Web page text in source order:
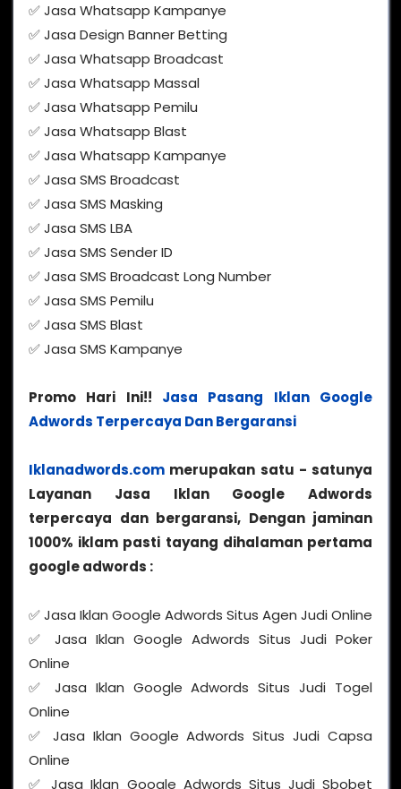
✅ Jasa Whatsapp Kampanye
✅ Jasa Design Banner Betting
✅ Jasa Whatsapp Broadcast
✅ Jasa Whatsapp Massal
✅ Jasa Whatsapp Pemilu
✅ Jasa Whatsapp Blast
✅ Jasa Whatsapp Kampanye
✅ Jasa SMS Broadcast
✅ Jasa SMS Masking
✅ Jasa SMS LBA
✅ Jasa SMS Sender ID
✅ Jasa SMS Broadcast Long Number
✅ Jasa SMS Pemilu
✅ Jasa SMS Blast
✅ Jasa SMS Kampanye
Promo Hari Ini!! Jasa Pasang Iklan Google
Adwords Terpercaya Dan Bergaransi
Iklanadwords.com merupakan satu - satunya
Layanan Jasa Iklan Google Adwords
terpercaya dan bergaransi, Dengan jaminan
1000% iklam pasti tayang dihalaman pertama
google adwords :
✅ Jasa Iklan Google Adwords Situs Agen Judi Online
✅ Jasa Iklan Google Adwords Situs Judi Poker
Online
✅ Jasa Iklan Google Adwords Situs Judi Togel
Online
✅ Jasa Iklan Google Adwords Situs Judi Capsa
Online
✅ Jasa Iklan Google Adwords Situs Judi Sbobet